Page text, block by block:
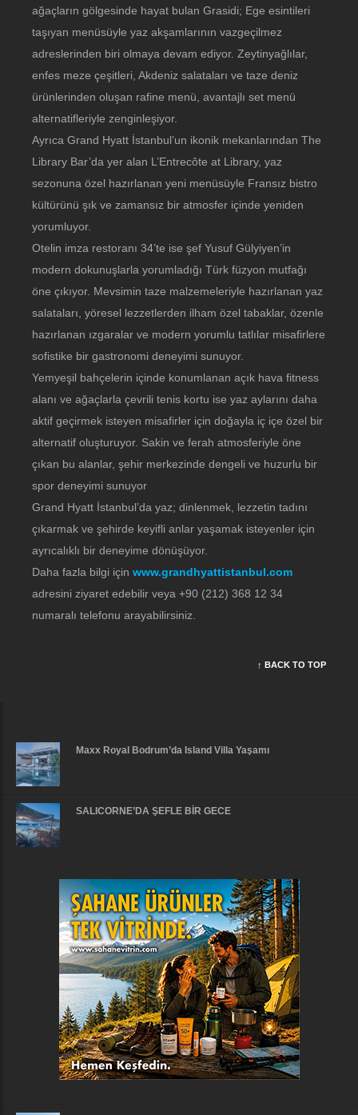
ağaçların gölgesinde hayat bulan Grasidi; Ege esintileri
taşıyan menüsüyle yaz akşamlarının vazgeçilmez
adreslerinden biri olmaya devam ediyor. Zeytinyağlılar,
enfes meze çeşitleri, Akdeniz salataları ve taze deniz
ürünlerinden oluşan rafine menü, avantajlı set menü
alternatifleriyle zenginleşiyor.
Ayrıca Grand Hyatt İstanbul’un ikonik mekanlarından The
Library Bar’da yer alan L’Entrecôte at Library, yaz
sezonuna özel hazırlanan yeni menüsüyle Fransız bistro
kültürünü şık ve zamansız bir atmosfer içinde yeniden
yorumluyor.
Otelin imza restoranı 34’te ise şef Yusuf Gülyiyen’in
modern dokunuşlarla yorumladığı Türk füzyon mutfağı
öne çıkıyor. Mevsimin taze malzemeleriyle hazırlanan yaz
salataları, yöresel lezzetlerden ilham özel tabaklar, özenle
hazırlanan ızgaralar ve modern yorumlu tatlılar misafirlere
sofistike bir gastronomi deneyimi sunuyor.
Yemyeşil bahçelerin içinde konumlanan açık hava fitness
alanı ve ağaçlarla çevrili tenis kortu ise yaz aylarını daha
aktif geçirmek isteyen misafirler için doğayla iç içe özel bir
alternatif oluşturuyor. Sakin ve ferah atmosferiyle öne
çıkan bu alanlar, şehir merkezinde dengeli ve huzurlu bir
spor deneyimi sunuyor
Grand Hyatt İstanbul’da yaz; dinlenmek, lezzetin tadını
çıkarmak ve şehirde keyifli anlar yaşamak isteyenler için
ayrıcalıklı bir deneyime dönüşüyor.
Daha fazla bilgi için www.grandhyattistanbul.com
adresini ziyaret edebilir veya +90 (212) 368 12 34
numaralı telefonu arayabilirsiniz.
↑ BACK TO TOP
Maxx Royal Bodrum’da Island Villa Yaşamı
SALICORNE’DA ŞEFLE BİR GECE